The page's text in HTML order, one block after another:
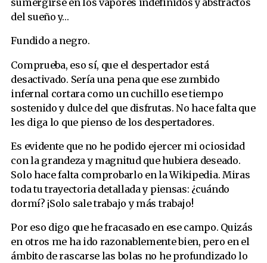
sumergirse en los vapores indefinidos y abstractos
del sueño y…
Fundido a negro.
Comprueba, eso sí, que el despertador está
desactivado. Sería una pena que ese zumbido
infernal cortara como un cuchillo ese tiempo
sostenido y dulce del que disfrutas. No hace falta que
les diga lo que pienso de los despertadores.
Es evidente que no he podido ejercer mi ociosidad
con la grandeza y magnitud que hubiera deseado.
Solo hace falta comprobarlo en la Wikipedia. Miras
toda tu trayectoria detallada y piensas: ¿cuándo
dormí? ¡Solo sale trabajo y más trabajo!
Por eso digo que he fracasado en ese campo. Quizás
en otros me ha ido razonablemente bien, pero en el
ámbito de rascarse las bolas no he profundizado lo